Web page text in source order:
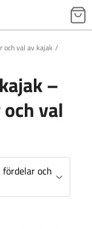
och val av kajak
–
val
och